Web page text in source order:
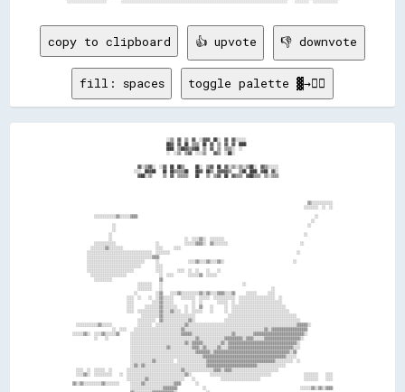
copy to clipboard 👍 upvote 👎 downvote
fill: spaces toggle palette ▓→✊🏽
                                                    ░░▒▒  ▓▓  ▒▒  ▓▓  ░░▓▓▓▓  ██░░  ▓▓  ▓▓░░░░░░                                                
                                                    ██▓▓  ▓▓  ██  ▒▒▒▒  ██  ▓▓  ▒▒  ▓▓  ▓▓  ████                                                
                                                    ████  ▒▒██▓▓▒▒▓▓██  ▒▒  ▓▓  ▒▒  ▒▒▒▒░░  ░░                                                  
                                                    ░░  ░░▒▒  ▒▒▓▓  ░░░░▒▒    ▓▓▒▒  ░░██░░                                                      
                                                                                                                                                
                                                                                                                                                
                                    ▓▓░░▒▒▓▓░░  ░░▓▓  ██  ██▒▒      ██░░  ▒▒▓▓  ██  ▓▓░░▒▒░░▒▒░░▒▒██░░  ▓▓▒▒░░░░░░                              
                                  ░░░░  ██▓▓██    ██  ██▒▒▒▒▒▒██    ██▓▓  ██▒▒  ▓▓▓▓▓▓▒▒    ▒▒██  ████  ▓▓██  ▓▓░░                              
                                    ▓▓██░░▒▒      ▒▒  ▓▓  ▒▒▒▒▒▒    ██    ▒▒  ▒▒▓▓  ██  ▓▓▒▒▒▒  ▓▓██▒▒▒▒  ▒▒░░▒▒▒▒                              
                                                                                                                                                
                                                                                                                                                
                                                                                                                                                
                                                                                                                                                
                                                                                                                                                
                                                                                                                                  ▒▒░░░░░░░░░░░░
                                                                                                                                ░░░░░░░░  ░░  ░░
                                                                                                                                                
            ░░░░░░░░░░░░▒▒░░░░░░▒▒▒▒                                                                                                  ░░        
                                                                                                                                    ░░          
                      ░░                                                                                                          ░░            
                      ░░                                                                                                                        
                    ░░                                                                                                          ░░              
                    ░░                                        ░░  ░░░░▒▒░░  ░░░░░░░░                                                            
            ░░░░░░░░░░░░                      ░░              ░░░░░░▒▒▒▒░░  ▒▒░░░░░░░░                                        ░░                
          ░░░░░░░░▒▒░░░░░░░░                  ░░░░      ░░░░                                                                                    
        ░░░░░░░░░░░░░░░░░░░░░░░░░░░░░░░░░░░░  ░░░░░░░░                                                                      ░░                  
        ░░░░░░░░░░░░░░░░░░░░░░░░░░░░░░░░░░░░▒▒▒▒                                                                                                
        ░░░░░░░░░░░░░░░░░░░░░░░░░░░░░░░░      ░░                ░░░░▒▒░░░░▒▒░░░░▒▒░░                                      ░░                    
        ░░░░░░░░░░░░░░░░░░░░░░░░░░░░░░        ░░░░                                                                                              
        ░░░░░░░░░░░░░░░░░░░░░░░░░░            ░░░░        ░░░░  ░░  ░░    ░░    ░░                                                              
          ░░░░░░░░░░░░░░░░░░░░                  ░░  ░░░░        ░░░░░░▒▒  ░░░░░░                                                                
            ░░░░░░░░░░                          ▒▒                                                                                              
                                    ░░░░░░░░    ░░                                            ░░                                                
                                    ░░░░░░░░    ░░                                                            ░░                                
                                  ░░          ░░▒▒    ░░░░▒▒░░░░░░░░░░▒▒░░▒▒░░░░▒▒▒▒░░░░▒▒      ░░░░░░      ░░░░                                
                              ░░░░  ░░    ░░  ░░▒▒░░░░░░    ░░░░░░░░  ░░░░░░  ░░░░░░░░░░░░  ░░░░░░░░░░░░░░░░░░░░  ░░                            
                              ░░░░          ░░░░▒▒░░░░░░          ░░  ░░        ░░░░░░  ░░  ░░░░░░░░░░░░░░░░░░░░░░░░                            
                              ░░░░      ░░░░░░░░▒▒░░░░░░░░    ░░  ░░  ▒▒    ░░      ░░  ░░░░░░░░░░░░░░░░░░░░░░░░░░░░░░                          
                              ░░░░  ░░░░░░░░░░░░▒▒░░░░▒▒░░░░  ░░  ░░░░░░    ░░      ░░  ░░░░░░░░░░░░░░░░░░░░░░░░░░░░░░░░                        
                                      ░░░░░░░░░░▒▒░░░░░░░░░░░░░░░░░░                  ░░░░░░░░░░░░░░░░░░░░░░░░░░░░░░░░░░░░░░                    
                                    ░░░░░░░░░░  ▒▒░░░░░░░░░░░░░░▒▒░░                ░░░░░░░░░░░░░░░░░░░░░░░░░░░░░░░░░░░░░░░░░░                  
  ░░░░░░░░░░░░▒▒░░░░░░              ░░░░░░░░  ░░░░░░░░░░░░░░░░▒▒░░░░░░░░░░░░░░░░░░░░░░░░░░░░░░░░░░░░░░░░░░░░░░░░░░░░░░░░░░░░▒▒▒▒▒▒░░            
                      ░░  ░░░░    ░░░░░░░░░░░░░░░░░░░░░░░░░░▒▒░░░░░░░░░░░░░░░░░░░░░░░░░░░░░░░░░░░░░░░░░░░░▒▒░░▒▒▒▒▒▒▒▒▒▒▒▒▒▒▒▒▒▒▒▒              
░░░░░░▒▒░░  ░░░░▒▒░░░░░░▒▒      ░░░░░░░░░░░░░░░░░░░░░░░░░░░░▒▒▒▒▒▒░░░░░░░░░░░░░░░░░░░░░░▒▒░░░░░░░░░░▒▒▒▒▒▒▒▒▒▒▒▒▒▒▒▒▒▒▒▒▒▒▒▒▒▒▒▒░░              
            ░░    ░░            ░░░░░░░░░░░░░░░░░░░░░░░░░░░░░░░░░░░░▒▒░░░░░░░░░░░░░░▒▒▒▒▒▒▒▒▒▒░░▒▒▒▒░░░░░░▒▒▒▒▒▒▒▒▒▒▒▒▒▒▒▒▒▒▒▒░░                
                                ░░░░░░░░░░░░░░░░░░░░░░░░░░░░░░▒▒░░▒▒▒▒▒▒░░░░░░░░░░▒▒░░▒▒▒▒▒▒▒▒▒▒▒▒▒▒▒▒▒▒▒▒▒▒▒▒▒▒▒▒▒▒▒▒▒▒▒▒▒▒░░                  
                                ░░░░░░░░░░░░░░░░░░░░▒▒░░░░░░░░░░░░▒▒▒▒░░▒▒░░░░░░▒▒░░░░▒▒▒▒▒▒▒▒▒▒▒▒▒▒▒▒▒▒▒▒▒▒▒▒▒▒▒▒▒▒▒▒▒▒▒▒░░░░                  
                                ░░░░░░░░░░░░░░░░░░░░░░░░░░░░░░░░░░░░▒▒▒▒▒▒▒▒░░▒▒▒▒▒▒▒▒▒▒▒▒▒▒▒▒▒▒▒▒▒▒▒▒▒▒▒▒▒▒▒▒▒▒▒▒▒▒▒▒▒▒░░▒▒                    
                                ░░░░░░░░░░░░░░░░░░░░░░░░░░░░░░░░░░░░░░░░▒▒▒▒▒▒▒▒▒▒▒▒▒▒▒▒▒▒▒▒▒▒▒▒▒▒▒▒▒▒▒▒▒▒▒▒▒▒▒▒▒▒▒▒▒▒░░░░░░                    
                                ░░░░░░░░░░░░▒▒░░░░░░░░░░  ░░░░░░░░░░░░░░░░▒▒▒▒▒▒▒▒▒▒▒▒▒▒▒▒▒▒▒▒▒▒▒▒▒▒▒▒▒▒▒▒▒▒▒▒▒▒░░░░░░░░░░  ░░                  
                                ░░▒▒░░▒▒░░░░░░░░░░░░░░░░░░░░░░░░░░░░░░░░░░▒▒▒▒▒▒▒▒▒▒▒▒▒▒▒▒▒▒▒▒▒▒▒▒▒▒▒▒░░░░░░░░░░░░░░░░                          
  ░░░░  ░░  ░░░░░░  ░░        ░░░░░░░░░░░░░░░░░░░░░░░░░░░░░░▒▒░░░░░░░░░░░░░░░░▒▒▒▒░░▒▒▒▒░░░░░░░░░░░░░░░░░░░░░░░░░░                              
  ░░░░▒▒░░  ░░░░░░░░░░    ░░  ░░░░░░░░░░░░░░░░░░░░░░░░░░░░░░░░▒▒░░          ░░░░░░░░░░░░░░░░░░░░░░░░░░░░░░░░░░                  ░░░░░░░░    ░░░░
                              ░░░░░░░░░░▒▒░░░░░░░░░░░░░░░░░░░░    ░░              ░░░░░░░░░░░░░░░░░░░░░░                        ░░░░░░░░    ░░░░
▒▒░░▒▒░░░░░░░░░░▒▒░░░░░░░░      ░░░░░░▒▒░░░░░░░░░░░░░░░░▒▒▒▒        ░░                                                                          
                                ░░░░░░░░░░░░░░░░░░▒▒▒▒▒▒▒▒              ░░                                                    ░░░░░░▒▒░░▒▒░░▒▒▒▒
                                ▒▒░░░░░░░░░░▒▒▒▒▒▒▒▒▒▒▒▒░░                ░░                                                                    
                              ░░  ░░░░░░░░░░  ▒▒░░▒▒▒▒▒▒                    ░░                                                                  
                          ░░      ░░░░░░░░░░░░░░░░░░░░░░                          ░░░░░░░░░░░░  ░░                                              
                        ░░          ░░░░▒▒░░░░░░░░░░░░░░░░░░░░                  ░░  ░░  ░░░░░░░░░░                                              
                      ░░                ░░░░░░░░░░░░░░░░░░░░░░░░                                                                                
                  ░░                      ░░        ░░░░▒▒░░░░░░░░                                                                              
                                          ░░              ░░░░░░░░░░                                                                            
    ▒▒░░░░▒▒░░  ░░░░░░░░░░░░                                ▒▒▒▒░░▒▒                                                                            
      ░░░░░░░░  ░░░░  ░░░░                                  ░░░░░░▒▒                                                                            
                                            ░░              ░░▒▒░░▒▒                                                                            
      ░░░░░░░░░░░░▒▒░░▒▒                    ░░              ░░▒▒▒▒▒▒                                                                            
                                                                                                                                                
                                  ░░